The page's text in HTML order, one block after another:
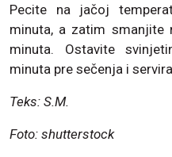
Pecite na jačoj
minuta, a zatim
minuta. Ostavite
minuta pre sečenja i
Teks: S.M.
Foto: shutterstock